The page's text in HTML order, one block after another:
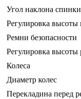
Угол наклона спинки
Регулировка
Ремни безопасности
Регулировка высоты
Колеса
Диаметр колес
Перекладина перед